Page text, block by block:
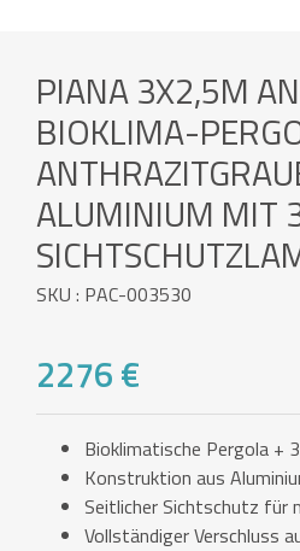
PIANA 3X2,5M
BIOKLIMA-
ALUMINIUM MIT
SKU : PAC-003530
2276 €
Bioklimatische Pergola +
Konstruktion aus
Seitlicher Sichtschutz für
Vollständiger Verschluss